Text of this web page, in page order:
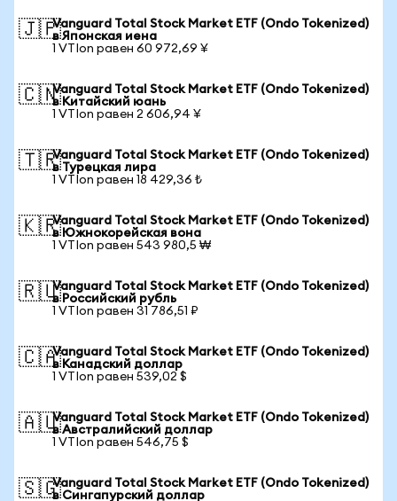
🇯🇵Vanguard Total Stock Market ETF (Ondo Tokenized)
в Японская иена
1 VTIon равен 60 972,69 ¥
🇨🇳Vanguard Total Stock Market ETF (Ondo Tokenized)
в Китайский юань
1 VTIon равен 2 606,94 ¥
🇹🇷Vanguard Total Stock Market ETF (Ondo Tokenized)
в Турецкая лира
1 VTIon равен 18 429,36 ₺
🇰🇷Vanguard Total Stock Market ETF (Ondo Tokenized)
в Южнокорейская вона
1 VTIon равен 543 980,5 ₩
🇷🇺Vanguard Total Stock Market ETF (Ondo Tokenized)
в Российский рубль
1 VTIon равен 31 786,51 ₽
🇨🇦Vanguard Total Stock Market ETF (Ondo Tokenized)
в Канадский доллар
1 VTIon равен 539,02 $
🇦🇺Vanguard Total Stock Market ETF (Ondo Tokenized)
в Австралийский доллар
1 VTIon равен 546,75 $
🇸🇬Vanguard Total Stock Market ETF (Ondo Tokenized)
в Сингапурский доллар